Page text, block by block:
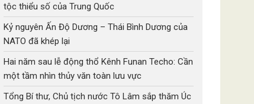
tộc thiểu số của Trung Quốc
Kỷ nguyên Ấn Độ Dương – Thái Bình Dương của
NATO đã khép lại
Hai năm sau lễ động thổ Kênh Funan Techo: Cần
một tầm nhìn thủy văn toàn lưu vực
Tổng Bí thư, Chủ tịch nước Tô Lâm sắp thăm Úc